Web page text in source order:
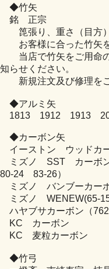
◆竹矢
銘 正宗
箆張り、重さ（目方）
お客様に合った竹矢を
当店で竹矢をご用命の
知らせください。
新規注文及び修理をご
◆アルミ矢
1813 1912 1913
◆カーボン矢
イーストン ウッドカ
ミズノ SST カーボ
80-24 83-26）
ミズノ バンブーカー
ミズノ WENEW(65-
ハヤブサカーボン（
KC カーボン
KC 麦粒カーボン
◆竹弓